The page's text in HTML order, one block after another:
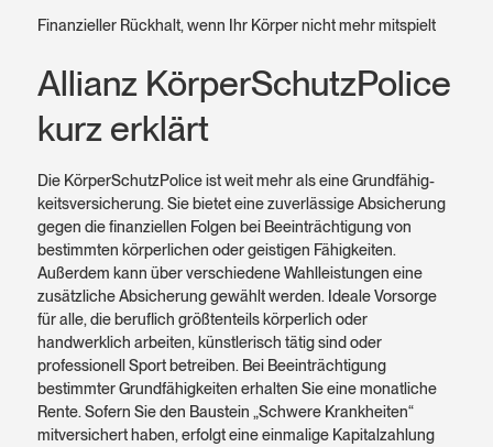
Finanzieller Rück­halt, wenn Ihr Körper nicht mehr mit­spielt
Allianz Körper­Schutz­Police
kurz erklärt
Die KörperSchutzPolice ist weit mehr als eine Grund­fähig­
keits­versicherung. Sie bietet eine zuverlässige Absicherung
gegen die finanziellen Folgen bei Beeinträchtigung von
bestimmten körperlichen oder geistigen Fähigkeiten.
Außerdem kann über verschiedene Wahlleistungen eine
zusätzliche Absicherung gewählt werden. Ideale Vorsorge
für alle, die beruflich größtenteils körperlich oder
handwerklich arbeiten, künstlerisch tätig sind oder
professionell Sport betreiben. Bei Beein­trächtigung
bestimmter Grundfähig­keiten erhalten Sie eine monatliche
Rente. Sofern Sie den Baustein „Schwere Krankheiten“
mitversichert haben, erfolgt eine einmalige Kapitalzahlung